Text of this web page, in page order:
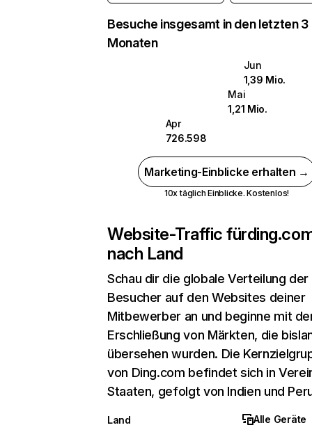
Besuche insgesamt in den letzten 3
Monaten
Jun
1,39 Mio.
Mai
1,21 Mio.
Apr
726.598
Marketing-Einblicke erhalten →
10x täglich Einblicke. Kostenlos!
Website-Traffic für
nach Land
Schau dir die globale Verteilung der
Besucher auf den Websites deiner
Mitbewerber an und beginne mit
Erschließung von Märkten, die
übersehen wurden. Die
von Ding.com befindet sich in
Staaten, gefolgt von Indien und
Land
Alle Geräte